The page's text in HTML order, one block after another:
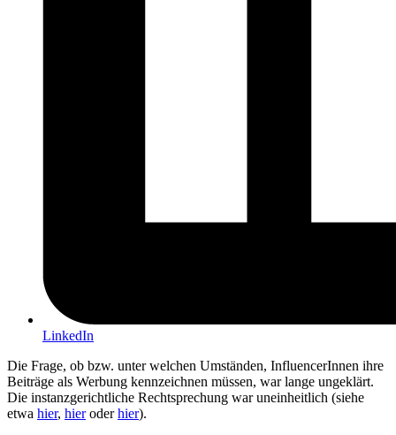
LinkedIn
Die Frage, ob bzw. unter welchen Umständen, InfluencerInnen ihre
Beiträge als Werbung kennzeichnen müssen, war lange ungeklärt.
Die instanzgerichtliche Rechtsprechung war uneinheitlich (siehe
etwa hier, hieroderhier).